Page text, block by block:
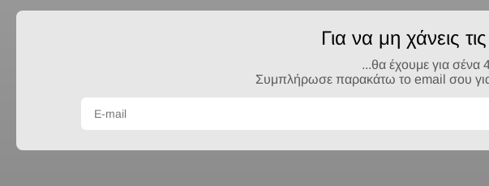
Για να μη χάνεις
...θα έχουμε για σένα
Συμπλήρωσε παρακάτω το email σου